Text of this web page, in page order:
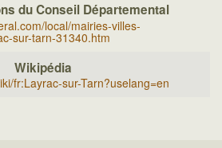
du Conseil Départemental
local/mairies-villes-
sur-tarn-31340.htm
Wikipédia
fr:Layrac-sur-Tarn?uselang=en